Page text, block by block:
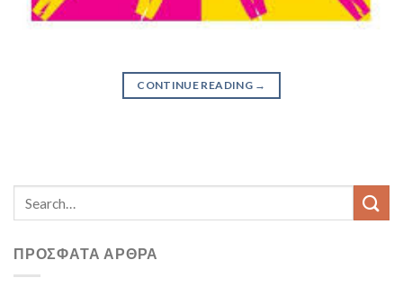
CONTINUE READING →
ΠΡΌΣΦΑΤΑ ΆΡΘΡΑ